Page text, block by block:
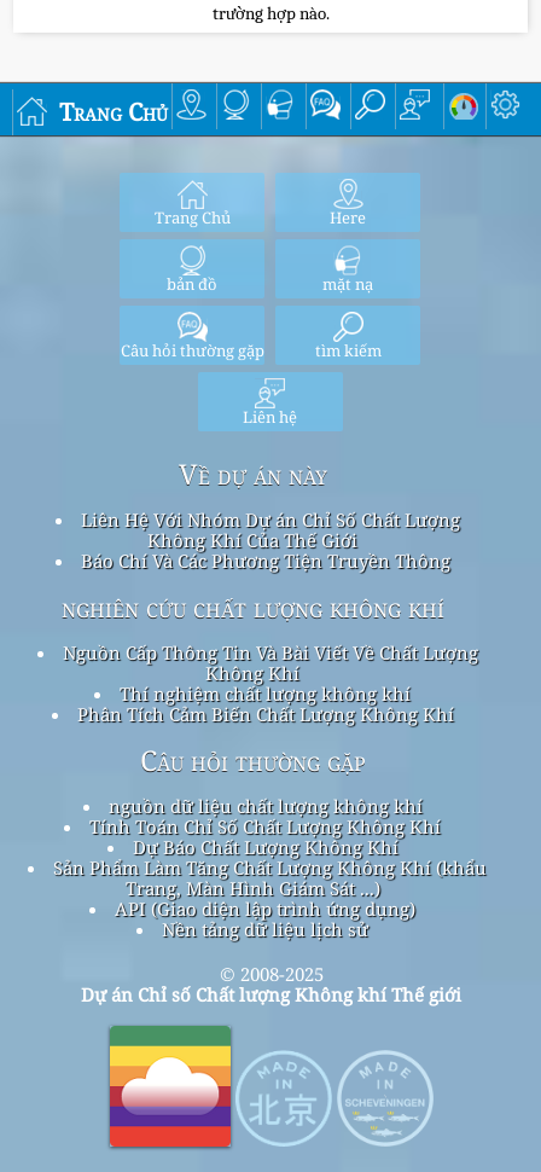
trường hợp nào.
Trang Chủ
Trang Chủ Here
bản đồ mặt nạ
Câu hỏi thường gặp tìm kiếm
Liên hệ
Về dự án này
Liên Hệ Với Nhóm Dự án Chỉ Số Chất Lượng
Không Khí Của Thế Giới
Báo Chí Và Các Phương Tiện Truyền Thông
nghiên cứu chất lượng không khí
Nguồn Cấp Thông Tin Và Bài Viết Về Chất Lượng
Không Khí
Thí nghiệm chất lượng không khí
Phân Tích Cảm Biến Chất Lượng Không Khí
Câu hỏi thường gặp
nguồn dữ liệu chất lượng không khí
Tính Toán Chỉ Số Chất Lượng Không Khí
Dự Báo Chất Lượng Không Khí
Sản Phẩm Làm Tăng Chất Lượng Không Khí (khẩu
Trang, Màn Hình Giám Sát ...)
API (Giao diện lập trình ứng dụng)
Nền tảng dữ liệu lịch sử
© 2008-2025
Dự án Chỉ số Chất lượng Không khí Thế giới